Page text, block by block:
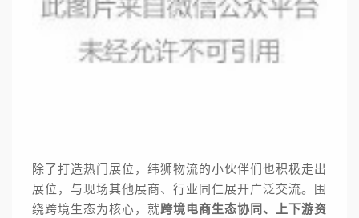
除了打造热门展位，纬狮物流的小伙伴们也积极走出
展位，与现场其他展商、行业同仁展开广泛交流。 围
绕跨境生态为核心，就跨境电商生态协同、上下游资